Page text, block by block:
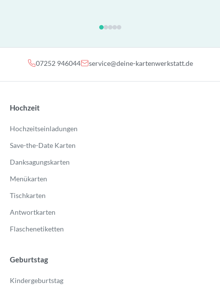
07252 946044 service@deine-kartenwerkstatt.de
Hochzeit
Hochzeitseinladungen
Save-the-Date Karten
Danksagungskarten
Menükarten
Tischkarten
Antwortkarten
Flaschenetiketten
Geburtstag
Kindergeburtstag